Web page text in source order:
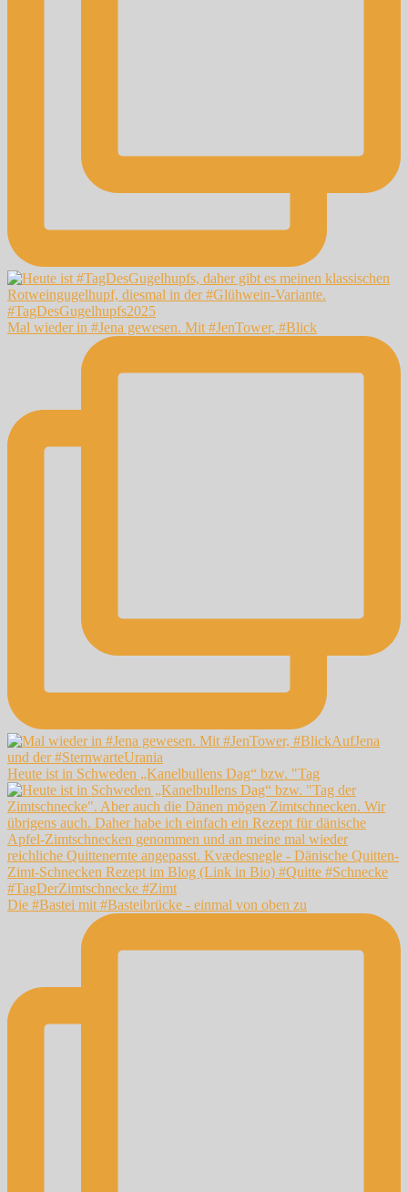
Mal wieder in #Jena gewesen. Mit #JenTower, #Blick
Heute ist in Schweden „Kanelbullens Dag“ bzw. "Tag
Die #Bastei mit #Basteibrücke - einmal von oben zu